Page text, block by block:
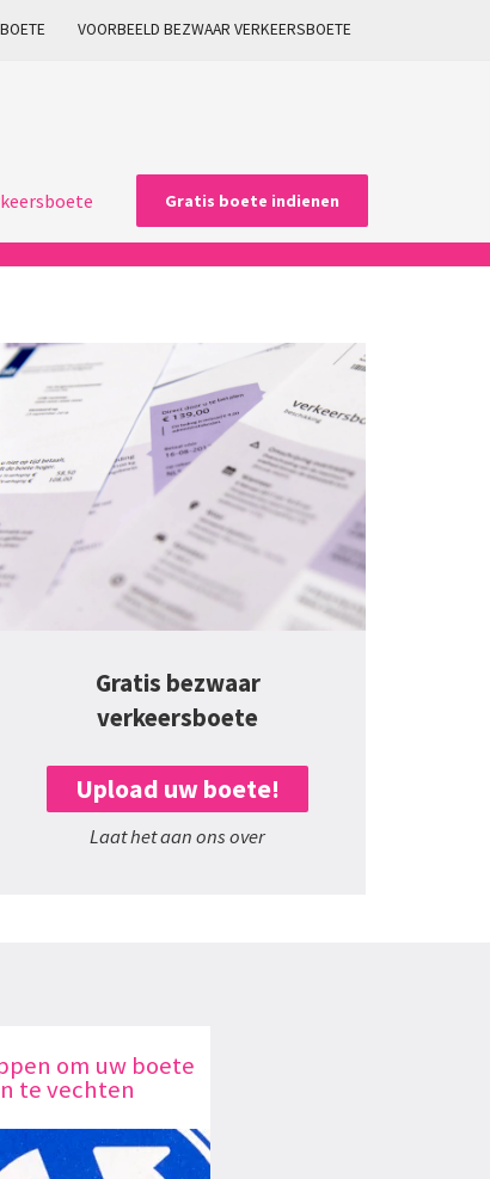
VOORBEELD BEZWAAR VERKEERSBOETE
Gratis boete indienen
Gratis bezwaar
verkeersboete
Upload uw boete!
Laat het aan ons over
om uw boete
te vechten